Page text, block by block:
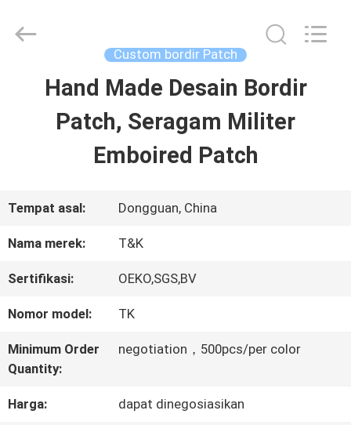
RUMAH
TENTANG
KITA
WISATA
PABRIK
KONTROL
KUALITAS
Garment
Accessories
Custom bordir Patch
Hand Made Desain Bordir
Patch, Seragam Militer
Emboired Patch
Tempat asal: Dongguan, China
Nama merek: T&K
Sertifikasi: OEKO,SGS,BV
Nomor model: TK
Minimum Order
Quantity:
negotiation，500pcs/per color
Harga: dapat dinegosiasikan